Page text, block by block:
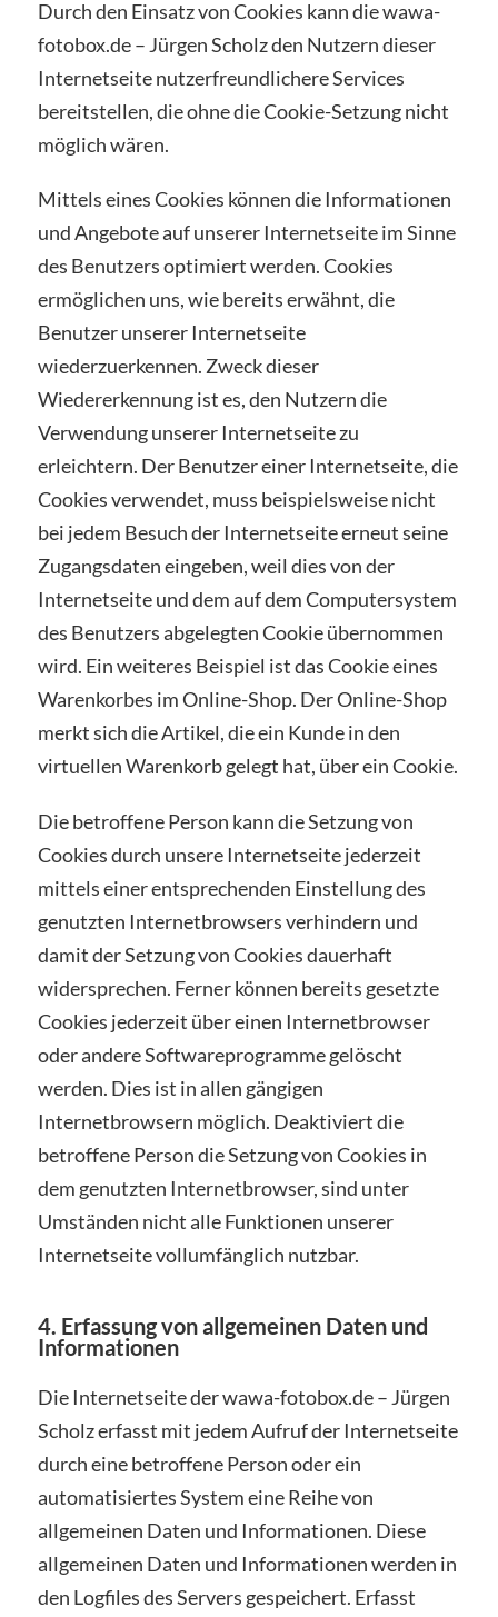
Durch den Einsatz von Cookies kann die wawa-
fotobox.de – Jürgen Scholz den Nutzern dieser
Internetseite nutzerfreundlichere Services
bereitstellen, die ohne die Cookie-Setzung nicht
möglich wären.
Mittels eines Cookies können die Informationen
und Angebote auf unserer Internetseite im Sinne
des Benutzers optimiert werden. Cookies
ermöglichen uns, wie bereits erwähnt, die
Benutzer unserer Internetseite
wiederzuerkennen. Zweck dieser
Wiedererkennung ist es, den Nutzern die
Verwendung unserer Internetseite zu
erleichtern. Der Benutzer einer Internetseite, die
Cookies verwendet, muss beispielsweise nicht
bei jedem Besuch der Internetseite erneut seine
Zugangsdaten eingeben, weil dies von der
Internetseite und dem auf dem Computersystem
des Benutzers abgelegten Cookie übernommen
wird. Ein weiteres Beispiel ist das Cookie eines
Warenkorbes im Online-Shop. Der Online-Shop
merkt sich die Artikel, die ein Kunde in den
virtuellen Warenkorb gelegt hat, über ein Cookie.
Die betroffene Person kann die Setzung von
Cookies durch unsere Internetseite jederzeit
mittels einer entsprechenden Einstellung des
genutzten Internetbrowsers verhindern und
damit der Setzung von Cookies dauerhaft
widersprechen. Ferner können bereits gesetzte
Cookies jederzeit über einen Internetbrowser
oder andere Softwareprogramme gelöscht
werden. Dies ist in allen gängigen
Internetbrowsern möglich. Deaktiviert die
betroffene Person die Setzung von Cookies in
dem genutzten Internetbrowser, sind unter
Umständen nicht alle Funktionen unserer
Internetseite vollumfänglich nutzbar.
4. Erfassung von allgemeinen Daten und
Informationen
Die Internetseite der wawa-fotobox.de – Jürgen
Scholz erfasst mit jedem Aufruf der Internetseite
durch eine betroffene Person oder ein
automatisiertes System eine Reihe von
allgemeinen Daten und Informationen. Diese
allgemeinen Daten und Informationen werden in
den Logfiles des Servers gespeichert. Erfasst